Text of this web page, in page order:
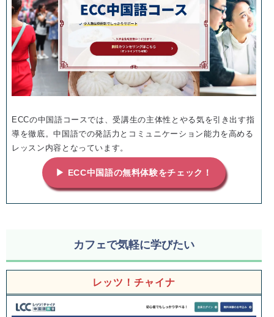
ECCの中国語コースでは、受講生の主体性とやる気を引き出す指
導を徹底。中国語での発話力とコミュニケーション能力を高める
レッスン内容となっています。
▶ ECC中国語の無料体験をチェック！
カフェで気軽に学びたい
レッツ！チャイナ